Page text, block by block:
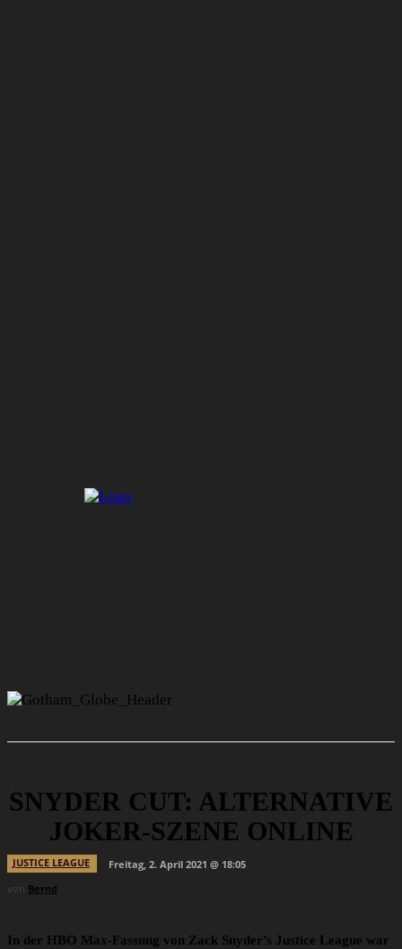
SNYDER CUT: ALTERNATIVE
JOKER-SZENE ONLINE
JUSTICE LEAGUE
Freitag, 2. April 2021 @ 18:05
von Bernd
In der HBO Max-Fassung von Zack Snyder’s Justice League war